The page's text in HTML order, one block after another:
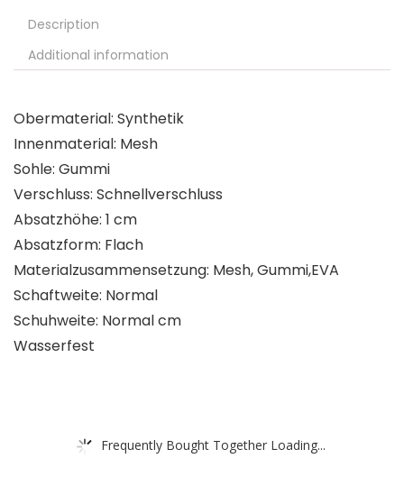
Description
Additional information
Obermaterial: Synthetik
Innenmaterial: Mesh
Sohle: Gummi
Verschluss: Schnellverschluss
Absatzhöhe: 1 cm
Absatzform: Flach
Materialzusammensetzung: Mesh, Gummi,EVA
Schaftweite: Normal
Schuhweite: Normal cm
Wasserfest
Frequently Bought Together Loading...